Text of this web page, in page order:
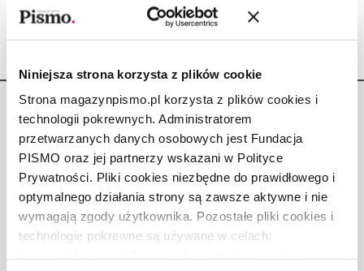
Niniejsza strona korzysta z plików cookie
Strona magazynpismo.pl korzysta z plików cookies i
technologii pokrewnych. Administratorem
przetwarzanych danych osobowych jest Fundacja
PISMO oraz jej partnerzy wskazani w Polityce
Prywatności. Pliki cookies niezbędne do prawidłowego i
optymalnego działania strony są zawsze aktywne i nie
wymagają zgody użytkownika. Pozostałe pliki cookies i
technologie pokrewne są używane w celach:
Copyright © Fundacja Pismo